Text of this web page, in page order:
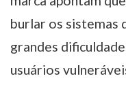
burlar os sistemas
grandes
usuários